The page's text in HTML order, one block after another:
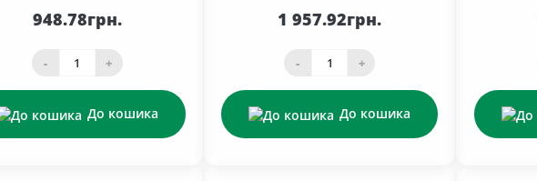
948.78грн.
- +
До кошика
1 957.92грн.
- +
До кошика